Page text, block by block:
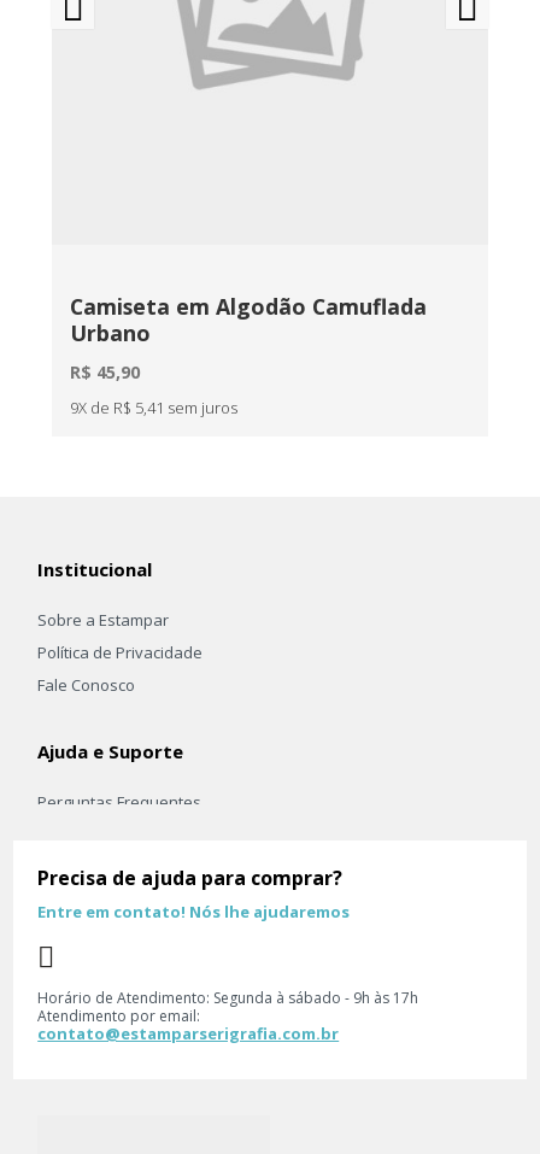
Camiseta em Algodão Camuflada
Urbano
R$ 45,90
9X de R$ 5,41 sem juros
Institucional
Sobre a Estampar
Política de Privacidade
Fale Conosco
Ajuda e Suporte
Perguntas Frequentes
Trocas e Devoluçoes
Kits
Moletom
Precisa de ajuda para comprar?
Entre em contato! Nós lhe ajudaremos
Horário de Atendimento: Segunda à sábado - 9h às 17h
Atendimento por email:
contato@estamparserigrafia.com.br